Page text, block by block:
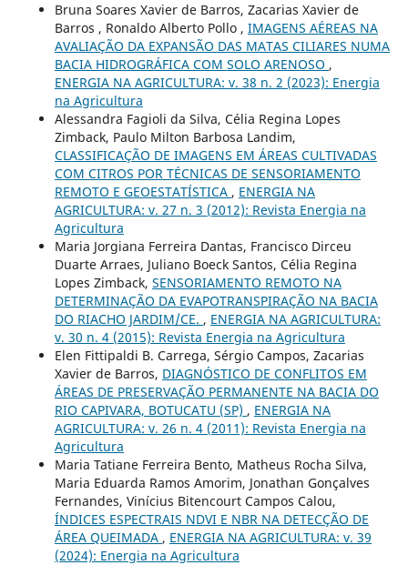
Bruna Soares Xavier de Barros, Zacarias Xavier de
Barros , Ronaldo Alberto Pollo , IMAGENS AÉREAS NA
AVALIAÇÃO DA EXPANSÃO DAS MATAS CILIARES NUMA
BACIA HIDROGRÁFICA COM SOLO ARENOSO ,
ENERGIA NA AGRICULTURA: v. 38 n. 2 (2023): Energia
na Agricultura
Alessandra Fagioli da Silva, Célia Regina Lopes
Zimback, Paulo Milton Barbosa Landim,
CLASSIFICAÇÃO DE IMAGENS EM ÁREAS CULTIVADAS
COM CITROS POR TÉCNICAS DE SENSORIAMENTO
REMOTO E GEOESTATÍSTICA , ENERGIA NA
AGRICULTURA: v. 27 n. 3 (2012): Revista Energia na
Agricultura
Maria Jorgiana Ferreira Dantas, Francisco Dirceu
Duarte Arraes, Juliano Boeck Santos, Célia Regina
Lopes Zimback, SENSORIAMENTO REMOTO NA
DETERMINAÇÃO DA EVAPOTRANSPIRAÇÃO NA BACIA
DO RIACHO JARDIM/CE. , ENERGIA NA AGRICULTURA:
v. 30 n. 4 (2015): Revista Energia na Agricultura
Elen Fittipaldi B. Carrega, Sérgio Campos, Zacarias
Xavier de Barros, DIAGNÓSTICO DE CONFLITOS EM
ÁREAS DE PRESERVAÇÃO PERMANENTE NA BACIA DO
RIO CAPIVARA, BOTUCATU (SP) , ENERGIA NA
AGRICULTURA: v. 26 n. 4 (2011): Revista Energia na
Agricultura
Maria Tatiane Ferreira Bento, Matheus Rocha Silva,
Maria Eduarda Ramos Amorim, Jonathan Gonçalves
Fernandes, Vinícius Bitencourt Campos Calou,
ÍNDICES ESPECTRAIS NDVI E NBR NA DETECÇÃO DE
ÁREA QUEIMADA , ENERGIA NA AGRICULTURA: v. 39
(2024): Energia na Agricultura